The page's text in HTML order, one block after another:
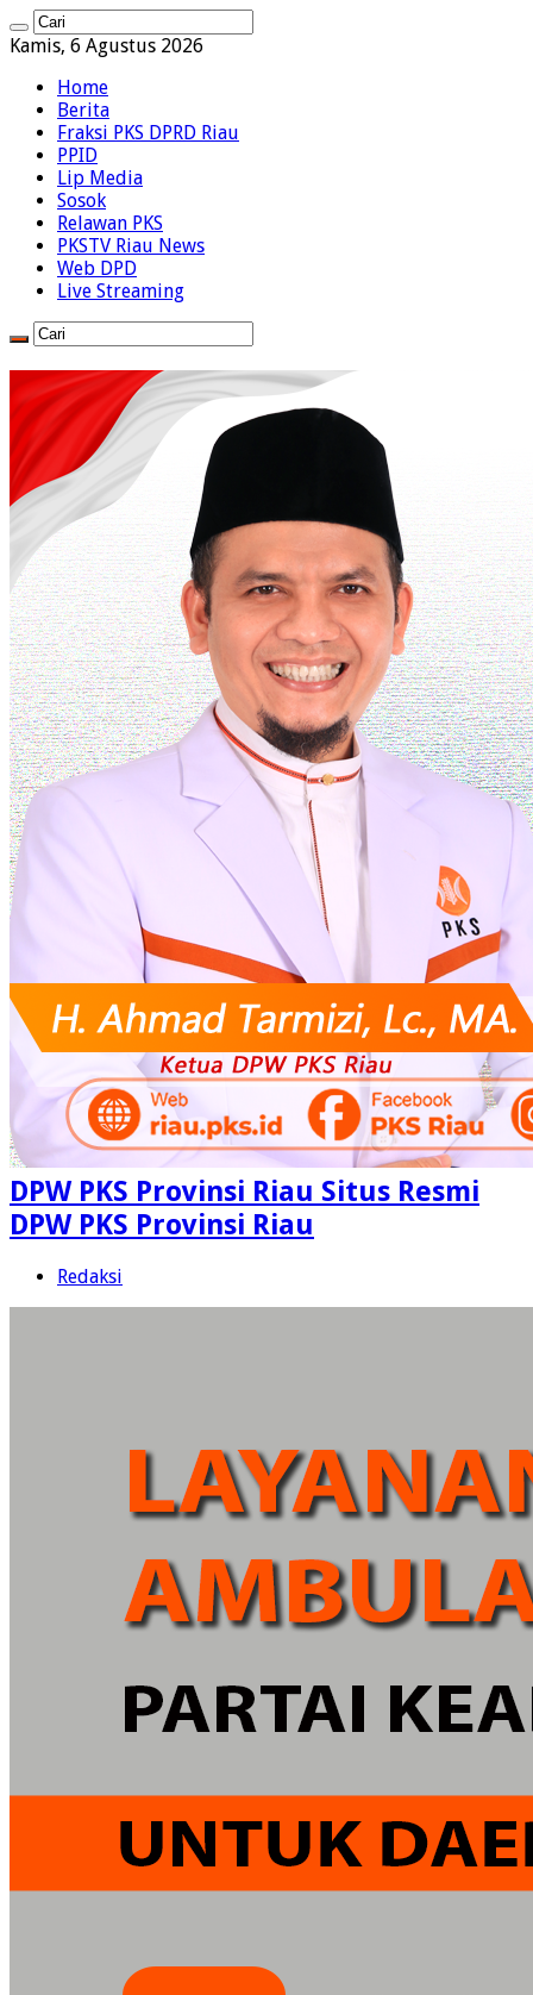
Kamis, 6 Agustus 2026
Home
Berita
Fraksi PKS DPRD Riau
PPID
Lip Media
Sosok
Relawan PKS
PKSTV Riau News
Web DPD
Live Streaming
DPW PKS Provinsi Riau Situs Resmi
DPW PKS Provinsi Riau
Redaksi